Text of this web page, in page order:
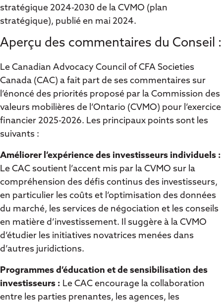
stratégique 2024-2030 de la CVMO (plan
stratégique), publié en mai 2024.
Aperçu des commentaires du Conseil :
Le Canadian Advocacy Council of CFA Societies
Canada (CAC) a fait part de ses commentaires sur
l’énoncé des priorités proposé par la Commission des
valeurs mobilières de l’Ontario (CVMO) pour l’exercice
financier 2025-2026. Les principaux points sont les
suivants :
Améliorer l’expérience des investisseurs individuels :
Le CAC soutient l’accent mis par la CVMO sur la
compréhension des défis continus des investisseurs,
en particulier les coûts et l’optimisation des données
du marché, les services de négociation et les conseils
en matière d’investissement. Il suggère à la CVMO
d’étudier les initiatives novatrices menées dans
d’autres juridictions.
Programmes d’éducation et de sensibilisation des
investisseurs : Le CAC encourage la collaboration
entre les parties prenantes, les agences, les